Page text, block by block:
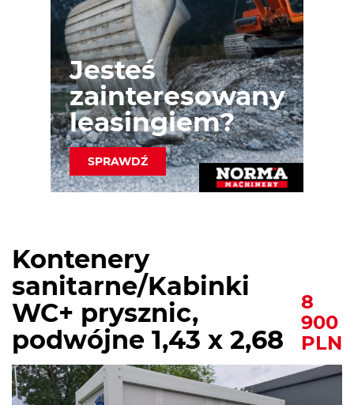
Jesteś
zainteresowany
leasingiem?
SPRAWDŹ
Kontenery
sanitarne/Kabinki
WC+ prysznic,
podwójne 1,43 x 2,68
8
900
PLN